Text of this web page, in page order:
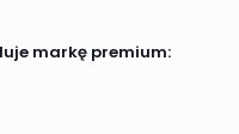
markę premium: